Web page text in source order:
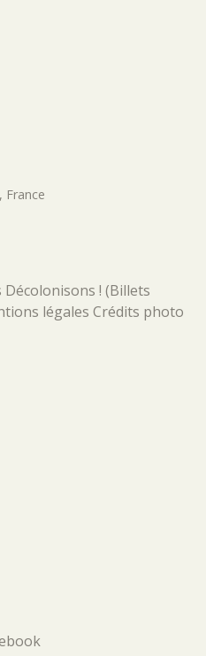
, France
Décolonisons ! (Billets
légales Crédits photo